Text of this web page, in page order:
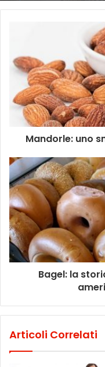
Mandorle: uno
Bagel: la
Articoli Correlati